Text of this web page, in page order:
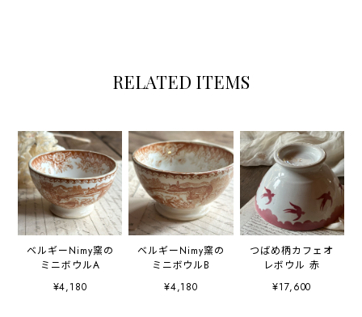
RELATED ITEMS
ベルギーNimy窯の
ミニボウルA
¥4,180
ベルギーNimy窯の
ミニボウルB
¥4,180
つばめ柄カフェオ
レボウル 赤
¥17,600